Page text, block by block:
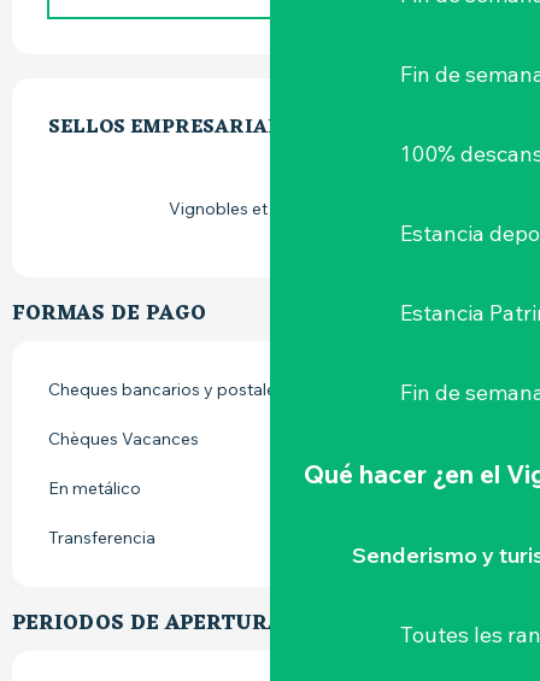
Fin de
100%
Estancia
Estancia
Fin de
Qué hacer ¿en el
Senderismo y
Toutes les
SELLOS EMPRESARIALES
SELLOS EMPRESARIALES
Vignobles et découvertes
FORMAS DE PAGO
Cheques bancarios y postales
Chèques Vacances
En metálico
Transferencia
PERIODOS DE APERTURA